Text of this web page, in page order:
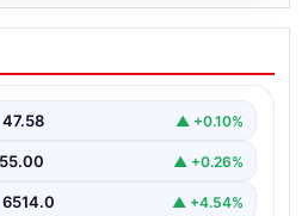
Maç sırasında
futbolcu hayatını
47.58 ▲ +0.10%
55.00 ▲ +0.26%
6514.0 ▲ +4.54%